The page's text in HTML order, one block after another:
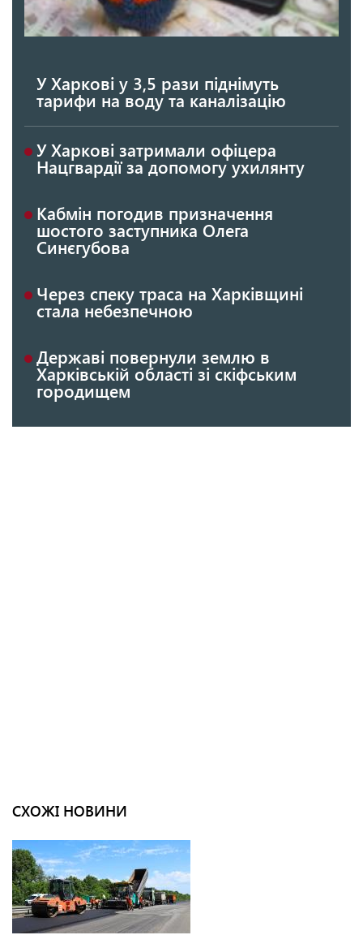
У Харкові у 3,5 рази піднімуть
тарифи на воду та каналізацію
У Харкові затримали офіцера
Нацгвардії за допомогу ухилянту
Кабмін погодив призначення
шостого заступника Олега
Синєгубова
Через спеку траса на Харківщині
стала небезпечною
Державі повернули землю в
Харківській області зі скіфським
городищем
СХОЖІ НОВИНИ